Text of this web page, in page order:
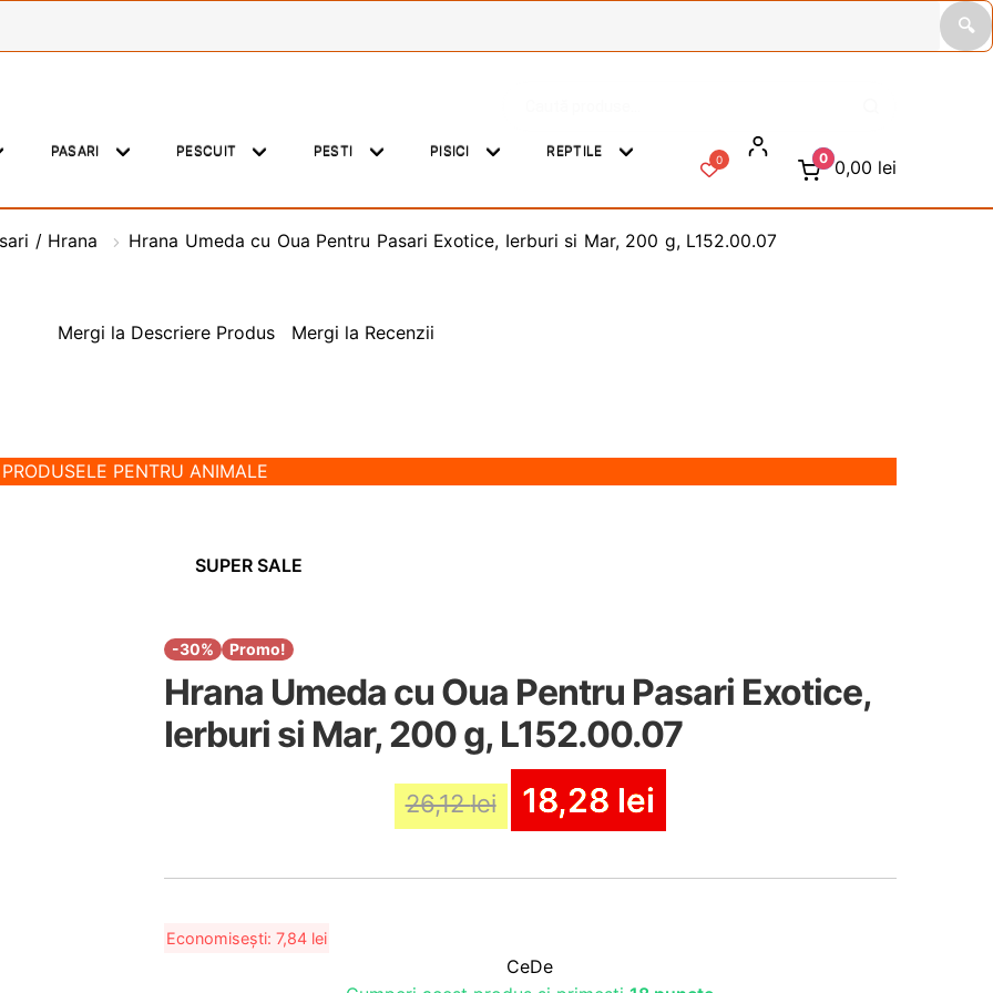
🔍
PASARI PESCUIT PESTI PISICI REPTILE
0 0 0,00 lei
/ Hrana Hrana Umeda cu Oua Pentru Pasari Exotice, Ierburi si Mar, 200 g, L152.00.07
Mergi la Descriere Produs Mergi la Recenzii
PENTRU ANIMALE
SUPER SALE
-30% Promo!
Hrana Umeda cu Oua Pentru Pasari Exotice,
Ierburi si Mar, 200 g, L152.00.07
26,12lei 18,28 lei
Economisești: 7,84 lei
CeDe